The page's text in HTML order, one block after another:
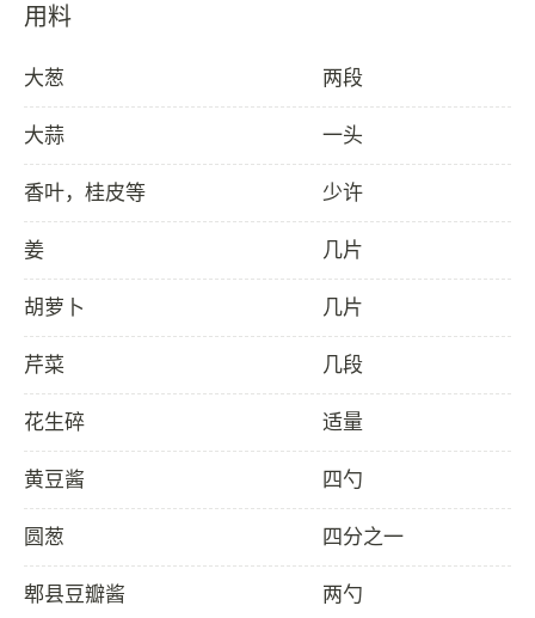
用料
大葱 两段
大蒜 一头
香叶，桂皮等 少许
姜 几片
胡萝卜 几片
芹菜 几段
花生碎 适量
黄豆酱 四勺
圆葱 四分之一
郫县豆瓣酱 两勺